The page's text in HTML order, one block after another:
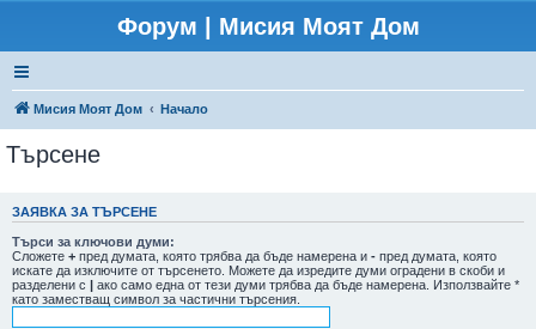
Форум | Мисия Моят Дом
Мисия Моят Дом Начало
Търсене
ЗАЯВКА ЗА ТЪРСЕНЕ
Търси за ключови думи:
Сложете + пред думата, която трябва да бъде намерена и - пред думата, която
искате да изключите от търсенето. Можете да изредите думи оградени в скоби и
разделени с | ако само една от тези думи трябва да бъде намерена. Използвайте *
като заместващ символ за частични търсения.